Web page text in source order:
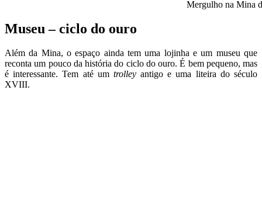
Mergulho na Mina
Museu – ciclo do ouro
Além da Mina, o espaço ainda tem uma lojinha e um museu que
reconta um pouco da história do ciclo do ouro. É bem pequeno, mas
é interessante. Tem até um trolleyantigo e uma liteira do século
XVIII.